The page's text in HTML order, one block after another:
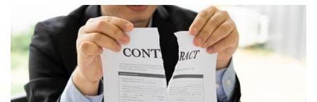
TERMINACIÓN INJUSTA
DISCRIMINACIÓN EN EL LUGAR DE TRABAJO
REPRESALIAS EN EL LUGAR DE TRABAJO
ACOSO LABORAL